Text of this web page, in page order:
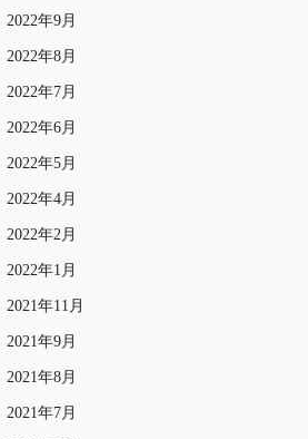
2022年9月
2022年8月
2022年7月
2022年6月
2022年5月
2022年4月
2022年2月
2022年1月
2021年11月
2021年9月
2021年8月
2021年7月